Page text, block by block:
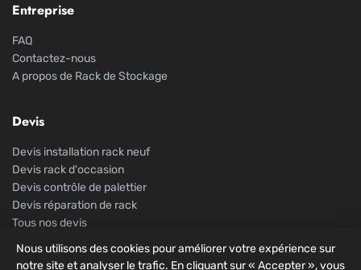
Entreprise
FAQ
Contactez-nous
A propos de Rack de Stockage
Devis
Devis installation rack neuf
Devis rack d'occasion
Devis contrôle de palettier
Devis réparation de rack
Tous nos devis
Nous utilisons des cookies pour améliorer votre expérience sur
notre site et analyser le trafic. En cliquant sur « Accepter », vous